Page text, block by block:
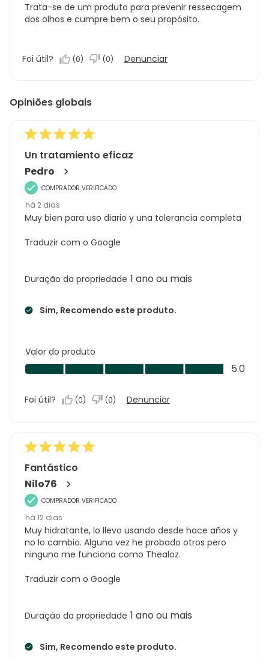
Trata-se de um produto para prevenir ressecagem
dos olhos e cumpre bem o seu propósito.
Foi útil? (0) (0) Denunciar
Opiniões globais
Un tratamiento eficaz
Pedro
COMPRADOR VERIFICADO
há 2 dias
Muy bien para uso diario y una tolerancia completa
Traduzir com o Google
Duração da propriedade 1 ano ou mais
Sim, Recomendo este produto.
Valor do produto
Valor
do
5.0
5.0
Foi útil? (0) (0) Denunciar
Fantástico
Nilo76
COMPRADOR VERIFICADO
há 12 dias
Muy hidratante, lo llevo usando desde hace años y
no lo cambio. Alguna vez he probado otros pero
ninguno me funciona como Thealoz.
Traduzir com o Google
Duração da propriedade 1 ano ou mais
Sim, Recomendo este produto.